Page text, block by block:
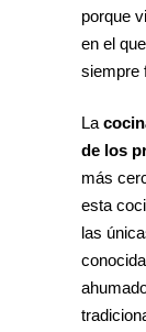
porque
en el
siempre
La
de los
más
esta
las